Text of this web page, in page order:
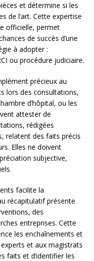
et détermine si les
de l’art. Cette expertise
officielle, permet
de succès d’une
à adopter :
ou procédure judiciaire.
précieux au
lors des consultations,
d’hôpital, ou les
attester de
rédigées
relatent des faits précis
Elles ne doivent
subjective,
facilite la
récapitulatif présente
des
entreprises. Cette
les enchaînements et
et aux magistrats
faits et d’identifier les